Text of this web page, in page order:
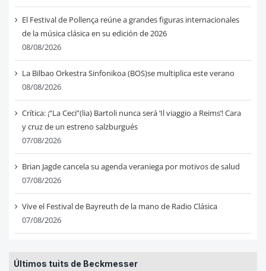
El Festival de Pollença reúne a grandes figuras internacionales
de la música clásica en su edición de 2026
08/08/2026
La Bilbao Orkestra Sinfonikoa (BOS)se multiplica este verano
08/08/2026
Crítica: ¡“La Ceci”(lia) Bartoli nunca será ‘Il viaggio a Reims’! Cara
y cruz de un estreno salzburgués
07/08/2026
Brian Jagde cancela su agenda veraniega por motivos de salud
07/08/2026
Vive el Festival de Bayreuth de la mano de Radio Clásica
07/08/2026
Últimos tuits de Beckmesser